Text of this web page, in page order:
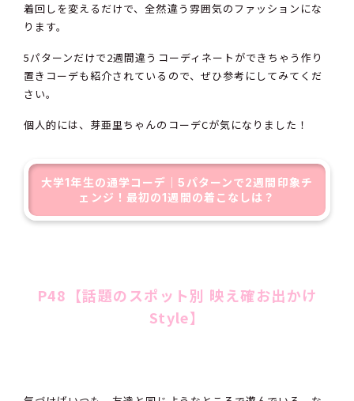
着回しを変えるだけで、全然違う雰囲気のファッションにな
ります。
5パターンだけで2週間違うコーディネートができちゃう作り
置きコーデも紹介されているので、ぜひ参考にしてみてくだ
さい。
個人的には、芽亜里ちゃんのコーデCが気になりました！
大学1年生の通学コーデ｜5パターンで2週間印象チ
ェンジ！最初の1週間の着こなしは？
P48【話題のスポット別 映え確お出かけ
Style】